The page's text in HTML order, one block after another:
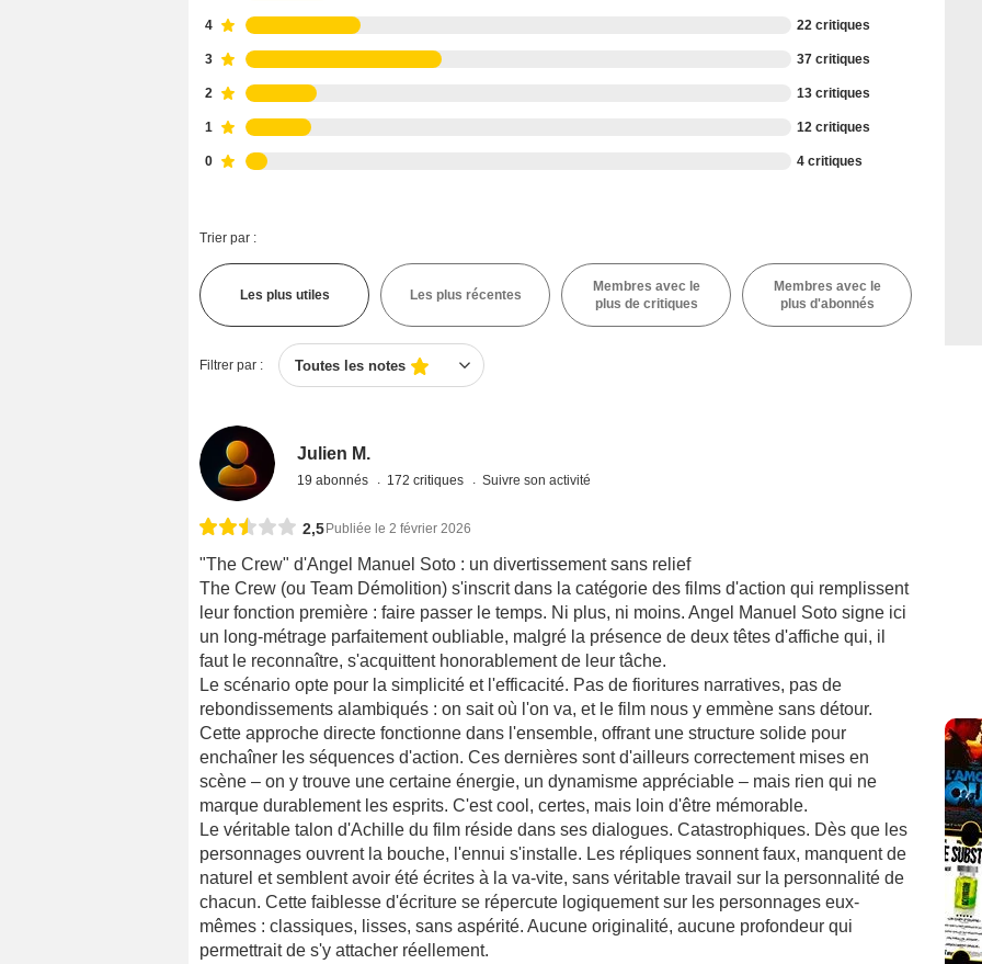
4 22 critiques
3 37 critiques
2 13 critiques
1 12 critiques
0 4 critiques
Trier par :
Les plus utiles Les plus récentes
Membres avec le
plus de critiques
Membres avec le
plus d'abonnés
Filtrer par : Toutes les notes
Julien M.
19 abonnés 172 critiques Suivre son activité
2,5 Publiée le 2 février 2026
"The Crew" d'Angel Manuel Soto : un divertissement sans relief
The Crew (ou Team Démolition) s'inscrit dans la catégorie des films d'action qui remplissent
leur fonction première : faire passer le temps. Ni plus, ni moins. Angel Manuel Soto signe ici
un long-métrage parfaitement oubliable, malgré la présence de deux têtes d'affiche qui, il
faut le reconnaître, s'acquittent honorablement de leur tâche.
Le scénario opte pour la simplicité et l'efficacité. Pas de fioritures narratives, pas de
rebondissements alambiqués : on sait où l'on va, et le film nous y emmène sans détour.
Cette approche directe fonctionne dans l'ensemble, offrant une structure solide pour
enchaîner les séquences d'action. Ces dernières sont d'ailleurs correctement mises en
scène – on y trouve une certaine énergie, un dynamisme appréciable – mais rien qui ne
marque durablement les esprits. C'est cool, certes, mais loin d'être mémorable.
Le véritable talon d'Achille du film réside dans ses dialogues. Catastrophiques. Dès que les
personnages ouvrent la bouche, l'ennui s'installe. Les répliques sonnent faux, manquent de
naturel et semblent avoir été écrites à la va-vite, sans véritable travail sur la personnalité de
chacun. Cette faiblesse d'écriture se répercute logiquement sur les personnages eux-
mêmes : classiques, lisses, sans aspérité. Aucune originalité, aucune profondeur qui
permettrait de s'y attacher réellement.